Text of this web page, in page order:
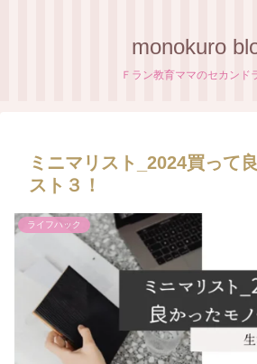
monokuro
Ｆラン教育ママのセカンド
ミニマリスト_2024買って
スト３！
ライフハック